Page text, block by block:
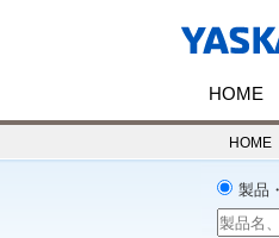
HOME
HOME
製品